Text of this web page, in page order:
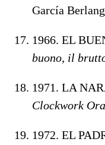
García
1966. EL
buono, il
1971. LA
Clockwork
1972. EL